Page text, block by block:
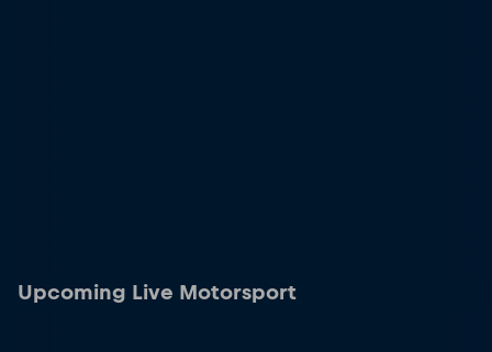
Upcoming Live Motorsport